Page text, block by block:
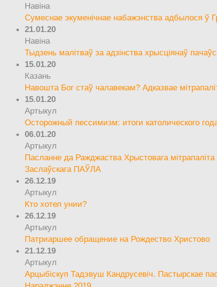
Навіна
Сумеснае экуменічнае набажэнства адбылося ў
21.01.20
Навіна
Тыдзень малітваў за адзінства хрысціянаў
15.01.20
Казань
Навошта Бог стаў чалавекам? Адказвае
15.01.20
Артыкул
Осторожный пессимизм: итоги католического
06.01.20
Артыкул
Пасланне да Ражджаства Хрыстовага мітрапаліта
Заслаўскага ПАЎЛА
26.12.19
Артыкул
Кто хотел унии?
26.12.19
Артыкул
Патриаршее обращение на Рождество Христово
21.12.19
Артыкул
Арцыбіскуп Тадэвуш Кандрусевіч. Пастырскае